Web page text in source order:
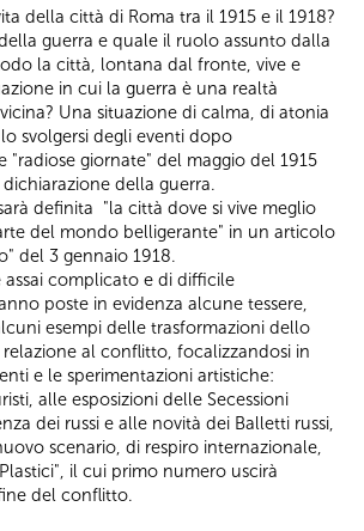
della città di Roma tra il 1915 e il 1918?
guerra e quale il ruolo assunto dalla
la città, lontana dal fronte, vive e
in cui la guerra è una realtà
Una situazione di calma, di atonia
svolgersi degli eventi dopo
"radiose giornate" del maggio del 1915
della guerra.
definita "la città dove si vive meglio
del mondo belligerante" in un articolo
del 3 gennaio 1918.
complicato e di difficile
poste in evidenza alcune tessere,
esempi delle trasformazioni dello
al conflitto, focalizzandosi in
e le sperimentazioni artistiche:
alle esposizioni delle Secessioni
dei russi e alle novità dei Balletti russi,
scenario, di respiro internazionale,
il cui primo numero uscirà
del conflitto.